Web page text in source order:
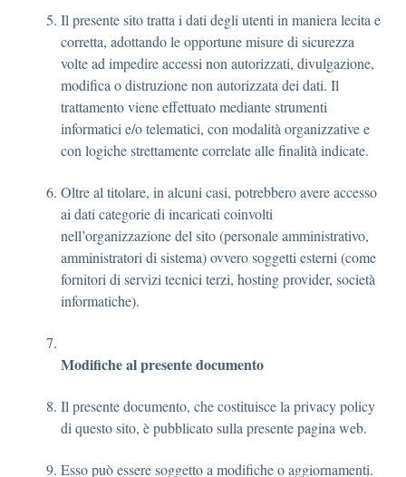
Il presente sito tratta i dati degli utenti in maniera lecita e
corretta, adottando le opportune misure di sicurezza
volte ad impedire accessi non autorizzati, divulgazione,
modifica o distruzione non autorizzata dei dati. Il
trattamento viene effettuato mediante strumenti
informatici e/o telematici, con modalità organizzative e
con logiche strettamente correlate alle finalità indicate.
Oltre al titolare, in alcuni casi, potrebbero avere accesso
ai dati categorie di incaricati coinvolti
nell’organizzazione del sito (personale amministrativo,
amministratori di sistema) ovvero soggetti esterni (come
fornitori di servizi tecnici terzi, hosting provider, società
informatiche).
Modifiche al presente documento
Il presente documento, che costituisce la privacy policy
di questo sito, è pubblicato sulla presente pagina web.
Esso può essere soggetto a modifiche o aggiornamenti.